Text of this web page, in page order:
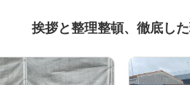
挨拶と整理整頓、徹底し